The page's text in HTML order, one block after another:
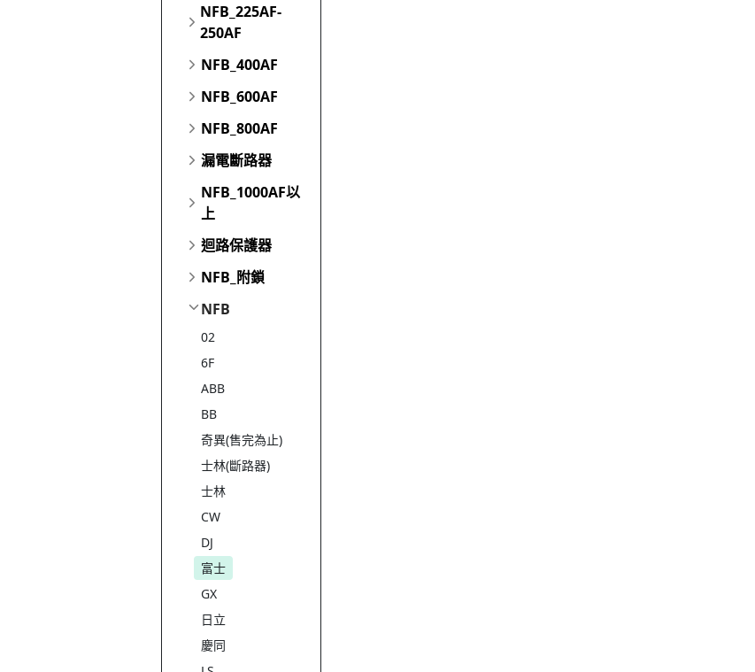
NFB_225AF-
250AF
NFB_400AF
NFB_600AF
NFB_800AF
漏電斷路器
NFB_1000AF以
上
迴路保護器
NFB_附鎖
NFB
02
6F
ABB
BB
奇異(售完為止)
士林(斷路器)
士林
CW
DJ
富士
GX
日立
慶同